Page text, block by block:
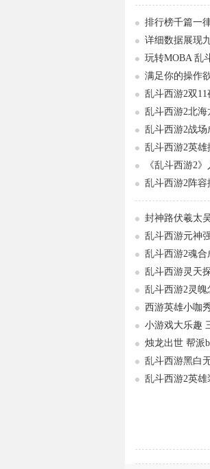
排行榜千篇一
详细数据展现
玩转MOBA 乱
满足你的操作
乱斗西游2双
乱斗西游2北
乱斗西游2战
乱斗西游2英
《乱斗西游2
乱斗西游2阵
封神路伏羲太
乱斗西游元神
乱斗西游2魂
乱斗西游灵天
乱斗西游2灵
西游英雄小咖
小游戏大乐趣
烛龙出世 帮派
乱斗西游黑白
乱斗西游2英